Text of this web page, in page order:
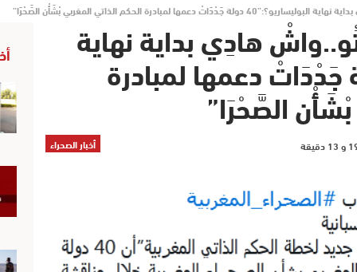
دعمها لمبادرة الحكم الذاتي المغربي بْشَأْن الصَّحْرَا”
هادِي بداية نهاية
دولة جَدْدَاتْ دعمها لمبادرة
الصَّحْرَا”
أخبار الصحراء